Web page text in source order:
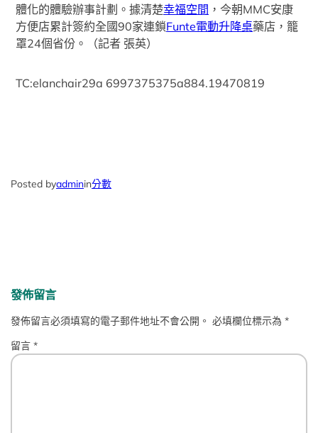
體化的體驗辦事計劃。據清楚幸福空間 ，今朝MMC安康
方便店累計簽約全國90家連鎖Funte電動升降桌藥店，籠
罩24個省份。（記者 張英）
TC:elanchair29a 6997375375a884.19470819
Posted byadminin分數
發佈留言
發佈留言必須填寫的電子郵件地址不會公開。 必填欄位標示為*
留言*